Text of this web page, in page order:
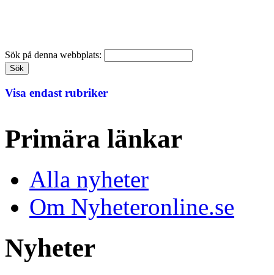
Sök på denna webbplats:
Visa endast rubriker
Primära länkar
Alla nyheter
Om Nyheteronline.se
Nyheter